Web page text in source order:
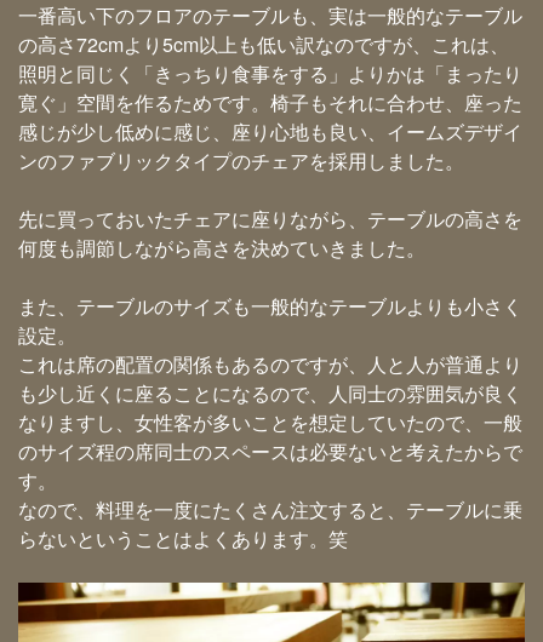
一番高い下のフロアのテーブルも、実は一般的なテーブル
の高さ72cmより5cm以上も低い訳なのですが、これは、
照明と同じく「きっちり食事をする」よりかは「まったり
寛ぐ」空間を作るためです。椅子もそれに合わせ、座った
感じが少し低めに感じ、座り心地も良い、イームズデザイ
ンのファブリックタイプのチェアを採用しました。
先に買っておいたチェアに座りながら、テーブルの高さを
何度も調節しながら高さを決めていきました。
また、テーブルのサイズも一般的なテーブルよりも小さく
設定。
これは席の配置の関係もあるのですが、人と人が普通より
も少し近くに座ることになるので、人同士の雰囲気が良く
なりますし、女性客が多いことを想定していたので、一般
のサイズ程の席同士のスペースは必要ないと考えたからで
す。
なので、料理を一度にたくさん注文すると、テーブルに乗
らないということはよくあります。笑